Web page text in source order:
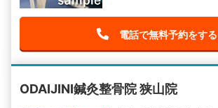
電話で無料予約をする
ODAIJINI鍼灸整骨院 狭山院